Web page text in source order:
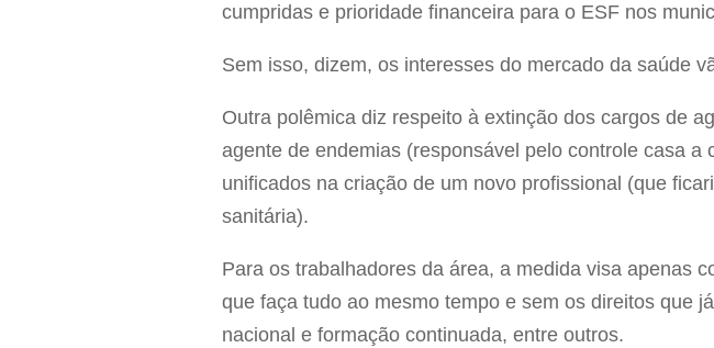
cumpridas e prioridade financeira para o ESF nos
Sem isso, dizem, os interesses do mercado da saúde
Outra polêmica diz respeito à extinção dos cargos de
agente de endemias (responsável pelo controle casa a
unificados na criação de um novo profissional (que
sanitária).
Para os trabalhadores da área, a medida visa apenas
que faça tudo ao mesmo tempo e sem os direitos que
nacional e formação continuada, entre outros.